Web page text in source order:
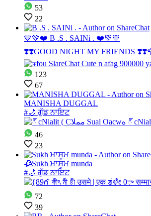
53
22
💙💚❤️ B .S . SAINi . ❤️💚💙
❣️❣️GOOD NIGHT MY FRIENDS
123
67
MANISHA DUGGAL
#🌙 ਗੁੱਡ ਨਾਇਟ
46
23
🥀Sukh ਮਾਸੂਮ munda
#🌙 ਗੁੱਡ ਨਾਇਟ
72
39